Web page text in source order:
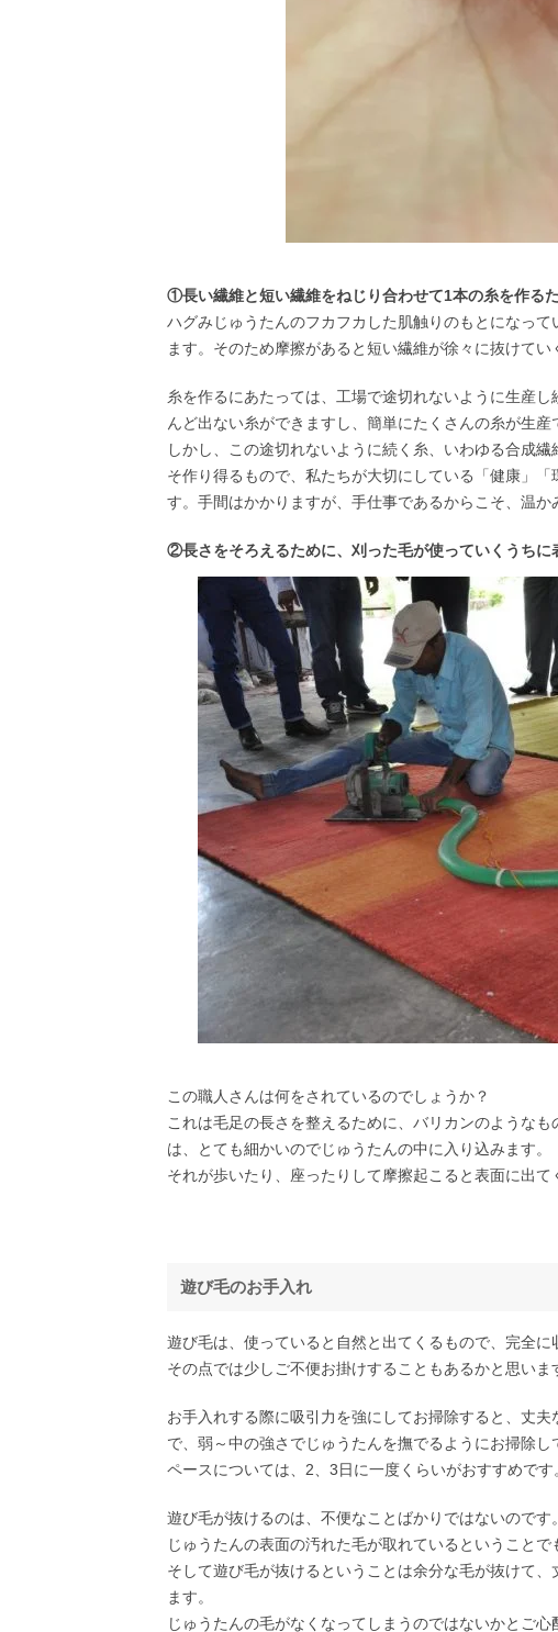
①長い繊維と短い繊維をねじり合わせて1本の糸を作る
ハグみじゅうたんのフカフカした肌触りのもとになっ
ます。そのため摩擦があると短い繊維が徐々に抜けてい
糸を作るにあたっては、工場で途切れないように生産
んど出ない糸ができますし、簡単にたくさんの糸が生産
しかし、この途切れないように続く糸、いわゆる合成
そ作り得るもので、私たちが大切にしている「健康」
す。手間はかかりますが、手仕事であるからこそ、温か
②長さをそろえるために、刈った毛が使っていくうちに
この職人さんは何をされているのでしょうか？
これは毛足の長さを整えるために、バリカンのような
は、とても細かいのでじゅうたんの中に入り込みます。
それが歩いたり、座ったりして摩擦起こると表面に出て
遊び毛のお手入れ
遊び毛は、使っていると自然と出てくるもので、完全に
その点では少しご不便お掛けすることもあるかと思いま
お手入れする際に吸引力を強にしてお掃除すると、丈
で、弱～中の強さでじゅうたんを撫でるようにお掃除し
ペースについては、2、3日に一度くらいがおすすめです
遊び毛が抜けるのは、不便なことばかりではないのです。
じゅうたんの表面の汚れた毛が取れているということで
そして遊び毛が抜けるということは余分な毛が抜けて
ます。
じゅうたんの毛がなくなってしまうのではないかとご